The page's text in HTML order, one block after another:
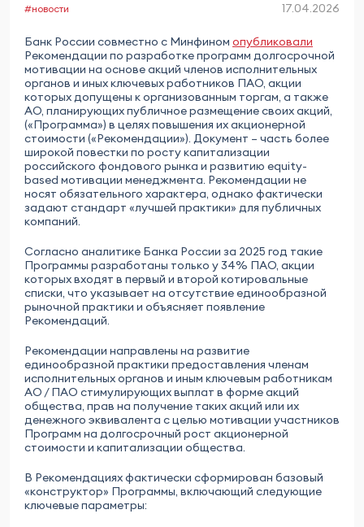
#новости 17.04.2026
Банк России совместно с Минфином опубликовали
Рекомендации по разработке программ долгосрочной
мотивации на основе акций членов исполнительных
органов и иных ключевых работников ПАО, акции
которых допущены к организованным торгам, а также
АО, планирующих публичное размещение своих акций,
(«Программа») в целях повышения их акционерной
стоимости («Рекомендации»). Документ – часть более
широкой повестки по росту капитализации
российского фондового рынка и развитию equity-
based мотивации менеджмента. Рекомендации не
носят обязательного характера, однако фактически
задают стандарт «лучшей практики» для публичных
компаний.
Согласно аналитике Банка России за 2025 год такие
Программы разработаны только у 34% ПАО, акции
которых входят в первый и второй котировальные
списки, что указывает на отсутствие единообразной
рыночной практики и объясняет появление
Рекомендаций.
Рекомендации направлены на развитие
единообразной практики предоставления членам
исполнительных органов и иным ключевым работникам
АО / ПАО стимулирующих выплат в форме акций
общества, прав на получение таких акций или их
денежного эквивалента с целью мотивации участников
Программ на долгосрочный рост акционерной
стоимости и капитализации общества.
В Рекомендациях фактически сформирован базовый
«конструктор» Программы, включающий следующие
ключевые параметры: